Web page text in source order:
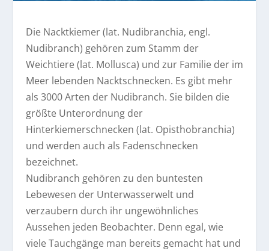
Die Nacktkiemer (lat. Nudibranchia, engl.
Nudibranch) gehören zum Stamm der
Weichtiere (lat. Mollusca) und zur Familie der im
Meer lebenden Nacktschnecken. Es gibt mehr
als 3000 Arten der Nudibranch. Sie bilden die
größte Unterordnung der
Hinterkiemerschnecken (lat. Opisthobranchia)
und werden auch als Fadenschnecken
bezeichnet.
Nudibranch gehören zu den buntesten
Lebewesen der Unterwasserwelt und
verzaubern durch ihr ungewöhnliches
Aussehen jeden Beobachter. Denn egal, wie
viele Tauchgänge man bereits gemacht hat und